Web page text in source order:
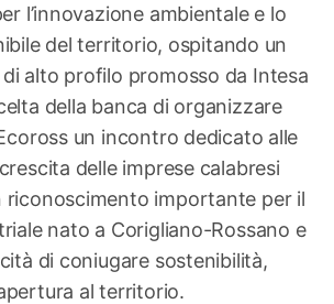
l’innovazione ambientale e lo
del territorio, ospitando un
alto profilo promosso da Intesa
della banca di organizzare
un incontro dedicato alle
delle imprese calabresi
riconoscimento importante per il
nato a Corigliano-Rossano e
di coniugare sostenibilità,
al territorio.